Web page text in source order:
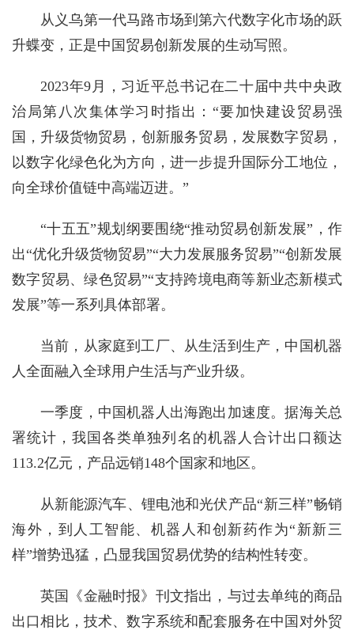
从义乌第一代马路市场到第六代数字化市场的跃
升蝶变，正是中国贸易创新发展的生动写照。
2023年9月，习近平总书记在二十届中共中央政
治局第八次集体学习时指出：“要加快建设贸易强
国，升级货物贸易，创新服务贸易，发展数字贸易，
以数字化绿色化为方向，进一步提升国际分工地位，
向全球价值链中高端迈进。”
“十五五”规划纲要围绕“推动贸易创新发展”，作
出“优化升级货物贸易”“大力发展服务贸易”“创新发展
数字贸易、绿色贸易”“支持跨境电商等新业态新模式
发展”等一系列具体部署。
当前，从家庭到工厂、从生活到生产，中国机器
人全面融入全球用户生活与产业升级。
一季度，中国机器人出海跑出加速度。据海关总
署统计，我国各类单独列名的机器人合计出口额达
113.2亿元，产品远销148个国家和地区。
从新能源汽车、锂电池和光伏产品“新三样”畅销
海外，到人工智能、机器人和创新药作为“新新三
样”增势迅猛，凸显我国贸易优势的结构性转变。
英国《金融时报》刊文指出，与过去单纯的商品
出口相比，技术、数字系统和配套服务在中国对外贸